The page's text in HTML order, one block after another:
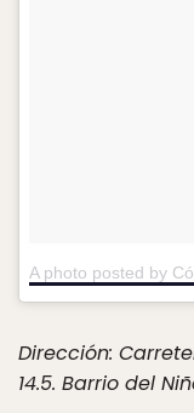
A photo posted by
Dirección:
14.5. Barrio del